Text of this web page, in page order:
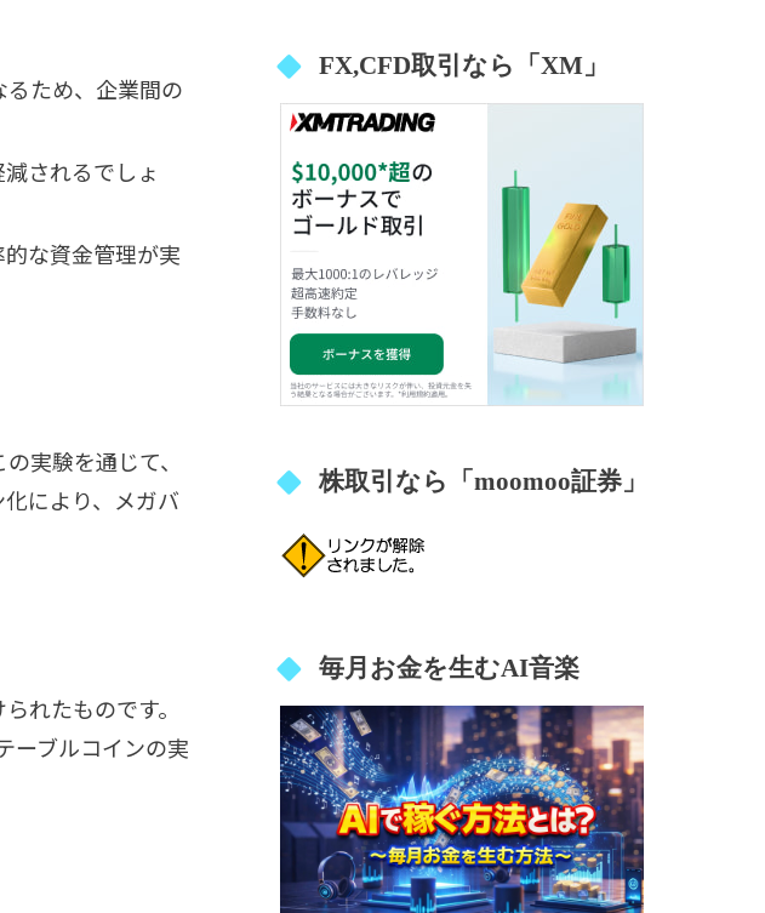
ため、企業間の
されるでしょ
な資金管理が実
実験を通じて、
により、メガバ
れたものです。
ーブルコインの実
FX,CFD取引なら「XM」
株取引なら「moomoo証券」
毎月お金を生むAI音楽